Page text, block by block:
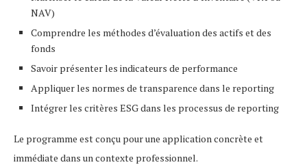
NAV)
Comprendre les méthodes d’évaluation des actifs et des
fonds
Savoir présenter les indicateurs de performance
Appliquer les normes de transparence dans le reporting
Intégrer les critères ESG dans les processus de reporting
Le programme est conçu pour une application concrète et
immédiate dans un contexte professionnel.